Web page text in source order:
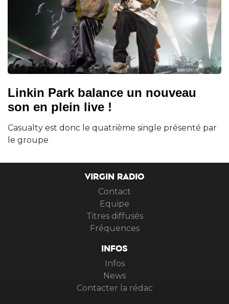
Linkin Park balance un nouveau
son en plein live !
Casualty est donc le quatrième single présenté par
le groupe
VIRGIN RADIO
Contact
Equipe
Titres diffusés
Fréquences
INFOS
Infos
News
Contacter la rédac